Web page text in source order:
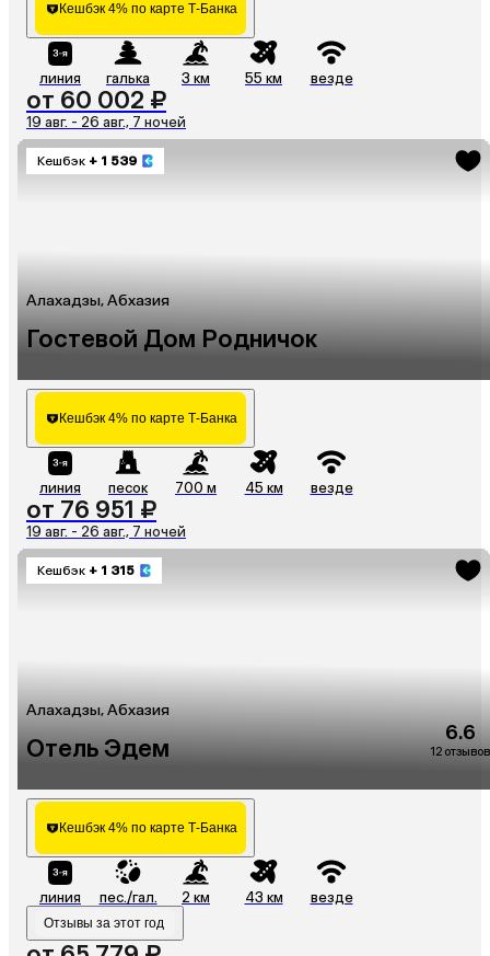
Кешбэк 4% по карте Т-Банка
линия галька 3 км 55 км везде
от 60 002 ₽
19 авг. - 26 авг., 7 ночей
Кешбэк + 1 539
Алахадзы, Абхазия
Гостевой Дом Родничок
Кешбэк 4% по карте Т-Банка
линия песок 700 м 45 км везде
от 76 951 ₽
19 авг. - 26 авг., 7 ночей
Кешбэк + 1 315
Алахадзы, Абхазия
Отель Эдем
6.6
12 отзывов
Кешбэк 4% по карте Т-Банка
линия пес./гал. 2 км 43 км везде
Отзывы за этот год